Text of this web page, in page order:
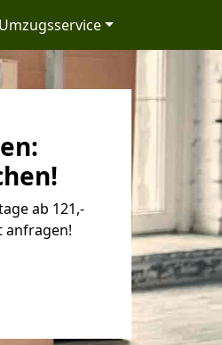
Umzugsservice
ab 121,-
anfragen!